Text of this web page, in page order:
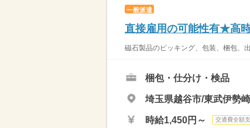
一般派遣
直接雇用の可能性有★高
磁石製品のピッキング、包装、梱包、
梱包・仕分け・検品
埼玉県越谷市/東武伊勢
時給1,450円～ 交通費全額